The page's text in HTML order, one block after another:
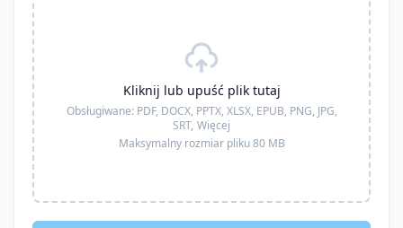
Kliknij lub upuść plik tutaj
Obsługiwane: PDF, DOCX, PPTX, XLSX, EPUB, PNG, JPG,
SRT, Więcej
Maksymalny rozmiar pliku 80 MB